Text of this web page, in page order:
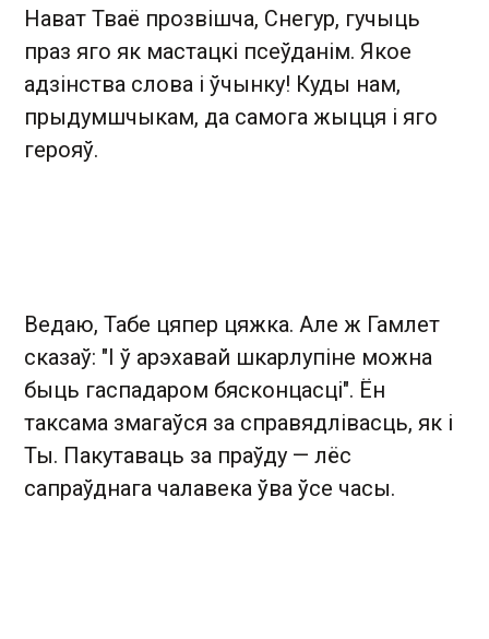
Нават Тваё прозвішча, Снегур, гучыць
праз яго як мастацкі псеўданім. Якое
адзінства слова і ўчынку! Куды нам,
прыдумшчыкам, да самога жыцця і яго
герояў.
Ведаю, Табе цяпер цяжка. Але ж Гамлет
сказаў: "І ў арэхавай шкарлупіне можна
быць гаспадаром бясконцасці". Ён
таксама змагаўся за справядлівасць, як і
Ты. Пакутаваць за праўду — лёс
сапраўднага чалавека ўва ўсе часы.